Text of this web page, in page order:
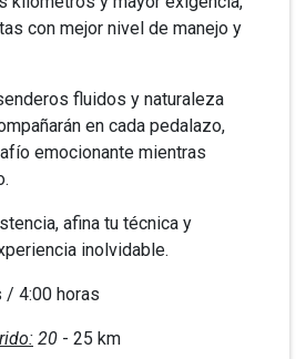
con mejor nivel de manejo y
fluidos y naturaleza
en cada pedalazo,
emocionante mientras
afina tu técnica y
inolvidable.
/ 4:00 horas
20 - 25 km